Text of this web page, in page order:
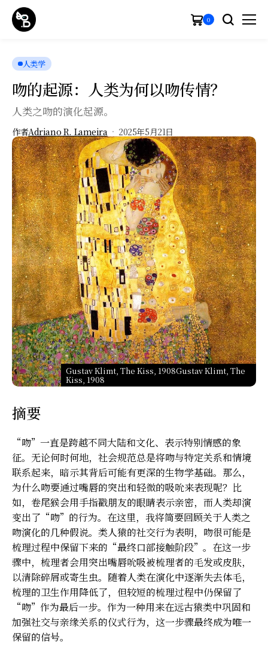
0
人类学
吻的起源：人类为何以吻传情？
人类之吻的演化起源。
作者Adriano R. Lameira 2025年5月21日
Gustav Klimt, The Kiss, 1908Gustav Klimt, The
Kiss, 1908
摘要
“吻”一直是跨越不同大陆和文化、表示特别情感的象
征。无论何时何地，社会规范总是将吻与特定关系和情境
联系起来，暗示其背后可能有更深的生物学基础。那么，
为什么吻要通过嘴唇的突出和轻微的吸吮来表现呢？比
如，卷尾猴会用手指戳朋友的眼睛表示亲密，而人类却演
变出了“吻”的行为。在这里，我将简要回顾关于人类之
吻演化的几种假说。类人猿的社交行为表明，吻很可能是
梳理过程中保留下来的“最终口部接触阶段”。在这一步
骤中，梳理者会用突出嘴唇吮吸被梳理者的毛发或皮肤，
以清除碎屑或寄生虫。随着人类在演化中逐渐失去体毛，
梳理的卫生作用降低了，但较短的梳理过程中仍保留了
“吻”作为最后一步。作为一种用来在远古猿类中巩固和
加强社交与亲缘关系的仪式行为，这一步骤最终成为唯一
保留的信号。